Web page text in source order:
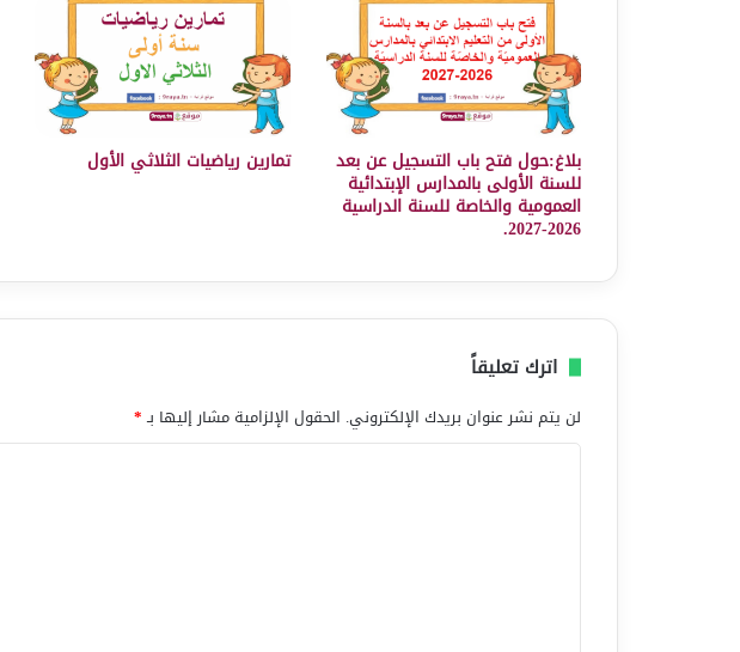
بلاغ:حول فتح باب التسجيل عن بعد
للسنة الأولى بالمدارس الإبتدائية
العمومية والخاصة للسنة الدراسية
2026-2027.
تمارين رياضيات الثلاثي الأول
اترك تعليقاً
لن يتم نشر عنوان بريدك الإلكتروني. الحقول الإلزامية مشار إليها بـ*